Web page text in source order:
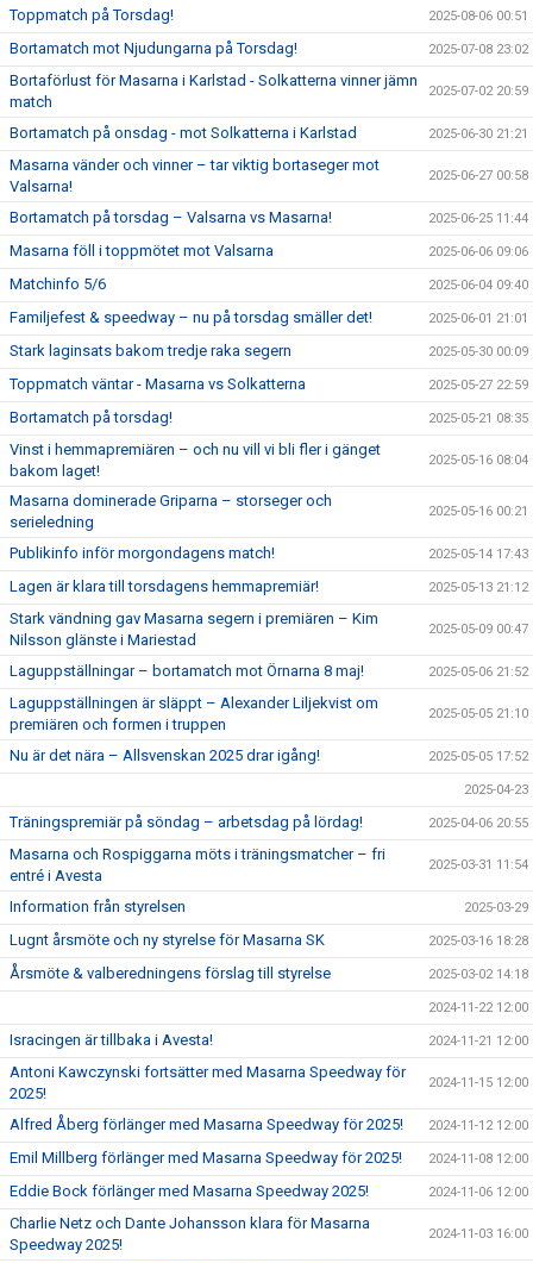
Toppmatch på Torsdag! 2025-08-06 00:51
Bortamatch mot Njudungarna på Torsdag! 2025-07-08 23:02
Bortaförlust för Masarna i Karlstad - Solkatterna vinner jämn
match
2025-07-02 20:59
Bortamatch på onsdag - mot Solkatterna i Karlstad 2025-06-30 21:21
Masarna vänder och vinner – tar viktig bortaseger mot
Valsarna!
2025-06-27 00:58
Bortamatch på torsdag – Valsarna vs Masarna! 2025-06-25 11:44
Masarna föll i toppmötet mot Valsarna 2025-06-06 09:06
Matchinfo 5/6 2025-06-04 09:40
Familjefest & speedway – nu på torsdag smäller det! 2025-06-01 21:01
Stark laginsats bakom tredje raka segern 2025-05-30 00:09
Toppmatch väntar - Masarna vs Solkatterna 2025-05-27 22:59
Bortamatch på torsdag! 2025-05-21 08:35
Vinst i hemmapremiären – och nu vill vi bli fler i gänget
bakom laget!
2025-05-16 08:04
Masarna dominerade Griparna – storseger och
serieledning
2025-05-16 00:21
Publikinfo inför morgondagens match! 2025-05-14 17:43
Lagen är klara till torsdagens hemmapremiär! 2025-05-13 21:12
Stark vändning gav Masarna segern i premiären – Kim
Nilsson glänste i Mariestad
2025-05-09 00:47
Laguppställningar – bortamatch mot Örnarna 8 maj! 2025-05-06 21:52
Laguppställningen är släppt – Alexander Liljekvist om
premiären och formen i truppen
2025-05-05 21:10
Nu är det nära – Allsvenskan 2025 drar igång! 2025-05-05 17:52
2025-04-23
Träningspremiär på söndag – arbetsdag på lördag! 2025-04-06 20:55
Masarna och Rospiggarna möts i träningsmatcher – fri
entré i Avesta
2025-03-31 11:54
Information från styrelsen 2025-03-29
Lugnt årsmöte och ny styrelse för Masarna SK 2025-03-16 18:28
Årsmöte & valberedningens förslag till styrelse 2025-03-02 14:18
2024-11-22 12:00
Isracingen är tillbaka i Avesta! 2024-11-21 12:00
Antoni Kawczynski fortsätter med Masarna Speedway för
2025!
2024-11-15 12:00
Alfred Åberg förlänger med Masarna Speedway för 2025! 2024-11-12 12:00
Emil Millberg förlänger med Masarna Speedway för 2025! 2024-11-08 12:00
Eddie Bock förlänger med Masarna Speedway 2025! 2024-11-06 12:00
Charlie Netz och Dante Johansson klara för Masarna
Speedway 2025!
2024-11-03 16:00